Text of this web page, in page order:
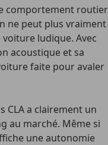
comportement routier
ne peut plus vraiment
ludique. Avec
acoustique et sa
faite pour avaler
CLA a clairement un
au marché. Même si
une autonomie